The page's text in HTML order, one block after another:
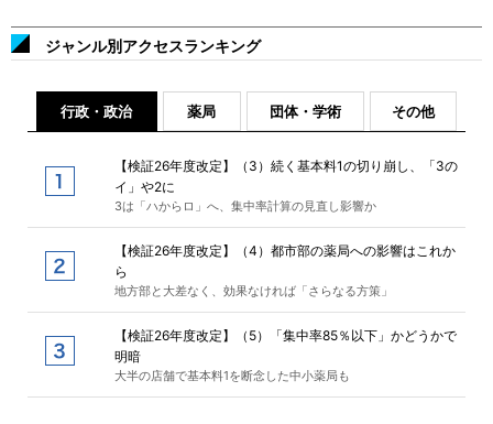
ジャンル別アクセスランキング
行政・政治 薬局 団体・学術 その他
【検証26年度改定】（3）続く基本料1の切り崩し、「3の
イ」や2に
3は「ハからロ」へ、集中率計算の見直し影響か
【検証26年度改定】（4）都市部の薬局への影響はこれか
ら
地方部と大差なく、効果なければ「さらなる方策」
【検証26年度改定】（5）「集中率85％以下」かどうかで
明暗
大半の店舗で基本料1を断念した中小薬局も